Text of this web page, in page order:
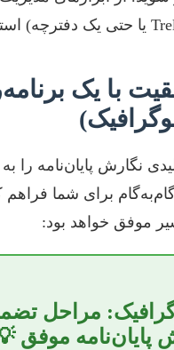
با یک
نگارش پایان‌نامه را
برای شما فراهم
موفق خواهد بود:
مراحل
پایان‌نامه موفق